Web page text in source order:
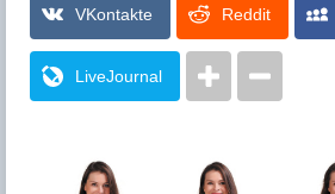
VKontakte Reddit
LiveJournal